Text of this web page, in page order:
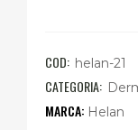
COD: helan-21
CATEGORIA:
Helan